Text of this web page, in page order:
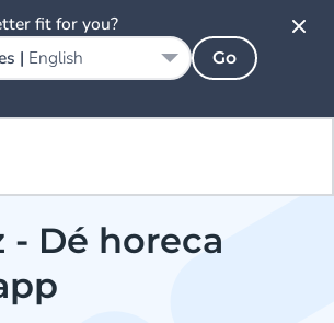
- Dé horeca
fit for you?
| English Go